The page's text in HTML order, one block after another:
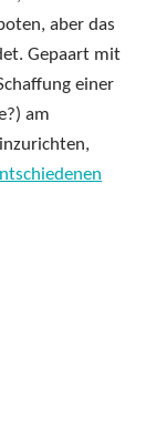
aber das
Gepaart mit
einer
am